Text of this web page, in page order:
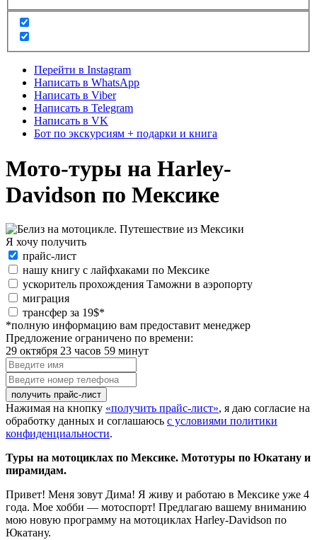
Перейти в Instagram
Написать в WhatsApp
Написать в Viber
Написать в Telegram
Написать в VK
Бот по экскурсиям + подарки и книга
Мото-туры на Harley-
Davidson по Мексике
Я хочу получить
Я
хочу
получить:
прайс-лист
нашу книгу с лайфхаками по Мексике
ускоритель прохождения Таможни в аэропорту
миграция
special_offer2
трансфер за 19$*
*полную информацию вам предоставит менеджер
Предложение ограничено по времени:
29 октября 23 часов 59 минут
Введите
имя
Введите
номер
телефона
Нажимая на кнопку «получить прайс-лист», я даю согласие на
обработку данных и соглашаюсь с условиями политики
конфиденциальности.
Туры на мотоциклах по Мексике. Мототуры по Юкатану и
пирамидам.
Привет! Меня зовут Дима! Я живу и работаю в Мексике уже 4
года. Мое хобби — мотоспорт! Предлагаю вашему вниманию
мою новую программу на мотоциклах Harley-Davidson по
Юкатану.